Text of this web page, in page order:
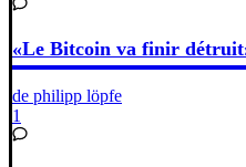
«Le Bitcoin va finir
de philipp löpfe
1